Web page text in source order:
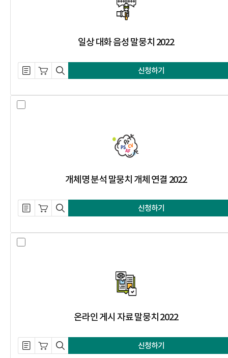
일상 대화 음성 말뭉치 2022
설명 자료 내려받기
장바구니 담기
미리보기 신청하기
개체명 분석 말뭉치 개체 연결 2022
설명 자료 내려받기
장바구니 담기
미리보기 신청하기
온라인 게시 자료 말뭉치 2022
설명 자료 내려받기
장바구니 담기
미리보기 신청하기